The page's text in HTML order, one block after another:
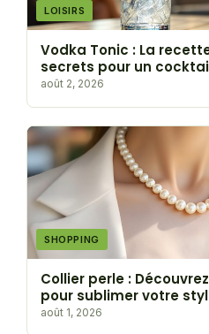
LOISIRS
Vodka Tonic : La
secrets pour un
août 2, 2026
SHOPPING
Collier perle :
pour sublimer votre
août 1, 2026